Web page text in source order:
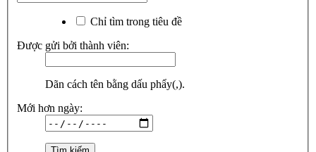
Chỉ tìm trong tiêu đề
Được gửi bởi thành viên:
Dãn cách tên bằng dấu phẩy(,).
Mới hơn ngày: